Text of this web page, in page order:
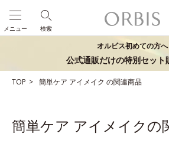
検索
メニュー
オルビス初めての方へ
公式通販だけの特別セット
TOP 簡単ケア アイメイク の関連商品
簡単ケア アイメイクの